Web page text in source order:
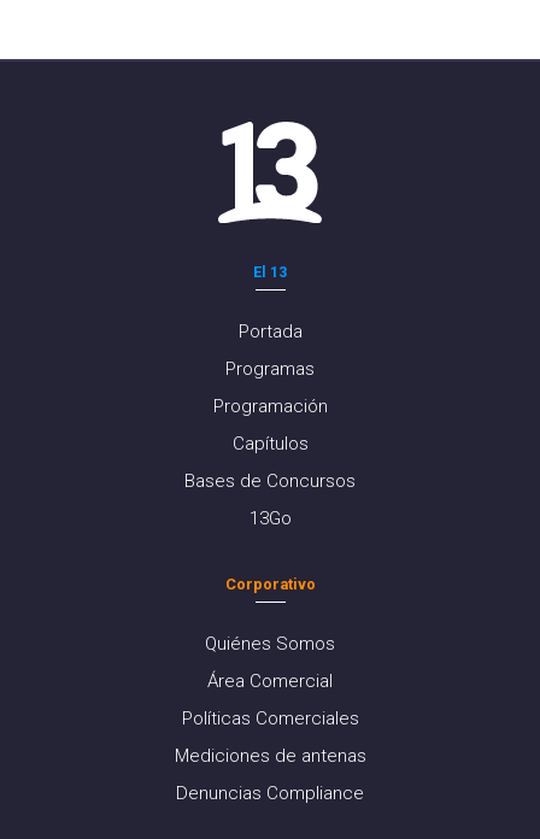
El 13
Portada
Programas
Programación
Capítulos
Bases de Concursos
13Go
Corporativo
Quiénes Somos
Área Comercial
Políticas Comerciales
Mediciones de antenas
Denuncias Compliance